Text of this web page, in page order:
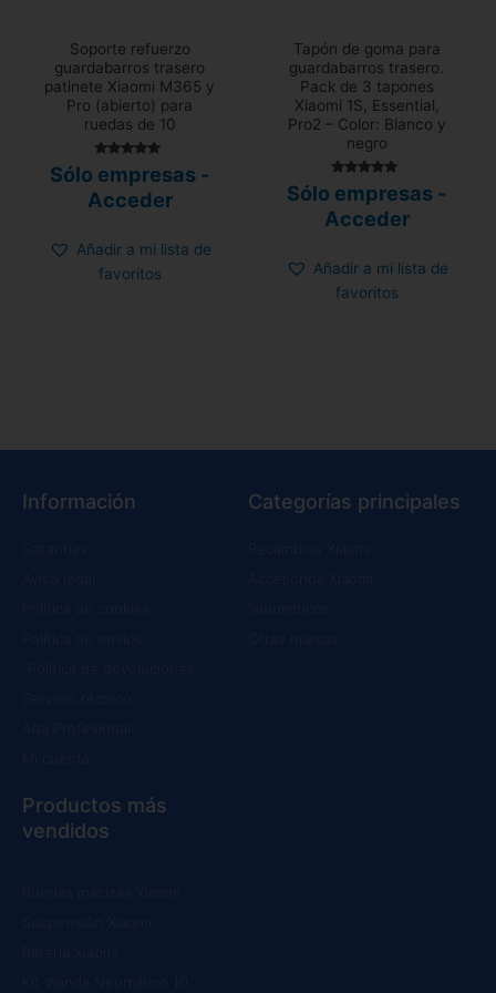
Soporte refuerzo
guardabarros trasero
patinete Xiaomi M365 y
Pro (abierto) para
ruedas de 10
con
de 5
Sólo empresas -
Acceder
Añadir a mi lista de
favoritos
Tapón de goma para
guardabarros trasero.
Pack de 3 tapones
Xiaomi 1S, Essential,
Pro2 – Color: Blanco y
negro
5.00
Sólo empresas -
Acceder
Añadir a mi lista de
favoritos
Información Categorías principales
Productos más
vendidos